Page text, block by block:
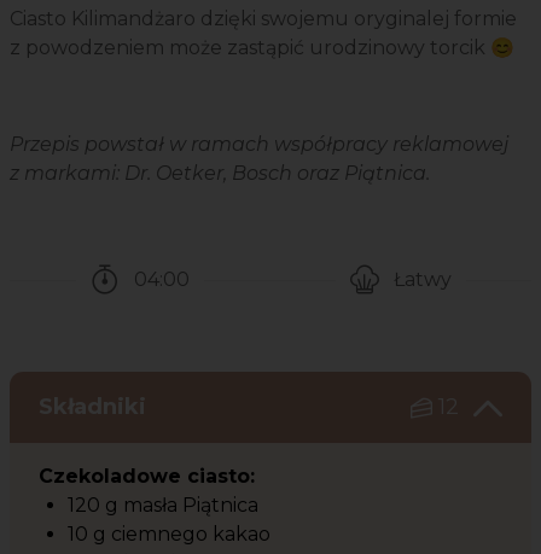
Ciasto Kilimandżaro dzięki swojemu oryginalej formie
z powodzeniem może zastąpić urodzinowy torcik 😊
Przepis powstał w ramach współpracy reklamowej
z markami: Dr. Oetker, Bosch oraz Piątnica.
04:00
Łatwy
Składniki 12
Czekoladowe ciasto:
120 g masła Piątnica
10 g ciemnego kakao